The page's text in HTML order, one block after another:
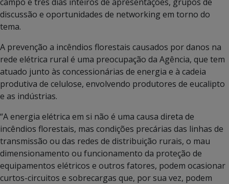
discussão e oportunidades de networking em torno do
tema.
A prevenção a incêndios florestais causados por danos na
rede elétrica rural é uma preocupação da Agência, que tem
atuado junto às concessionárias de energia e à cadeia
produtiva de celulose, envolvendo produtores de eucalipto
e as indústrias.
“A energia elétrica em si não é uma causa direta de
incêndios florestais, mas condições precárias das linhas de
transmissão ou das redes de distribuição rurais, o mau
dimensionamento ou funcionamento da proteção de
equipamentos elétricos e outros fatores, podem ocasionar
curtos-circuitos e sobrecargas que, por sua vez, podem